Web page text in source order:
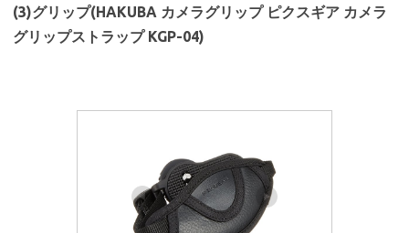
(3)グリップ(HAKUBA カメラグリップ ピクスギア カメラ
グリップストラップ KGP-04)